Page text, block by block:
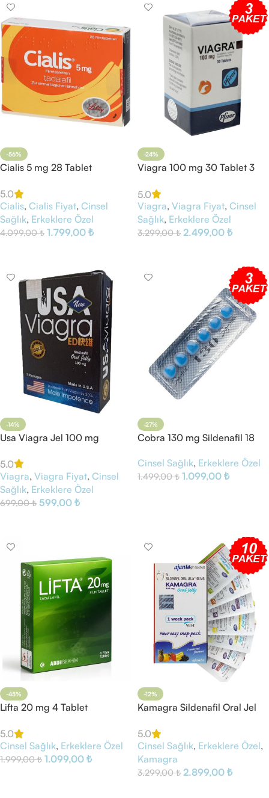
-56%
Cialis 5 mg 28 Tablet
5.0
Cialis, Cialis Fiyat, Cinsel
Sağlık, Erkeklere Özel
4.099,00₺ 1.799,00 ₺
-24%
Viagra 100 mg 30 Tablet 3
5.0
Viagra, Viagra Fiyat, Cinsel
Sağlık, Erkeklere Özel
3.299,00₺ 2.499,00 ₺
-14%
Usa Viagra Jel 100 mg
5.0
Viagra, Viagra Fiyat, Cinsel
Sağlık, Erkeklere Özel
699,00₺ 599,00 ₺
-27%
Cobra 130 mg Sildenafil 18
Cinsel Sağlık, Erkeklere Özel
1.499,00₺ 1.099,00 ₺
-45%
Lifta 20 mg 4 Tablet
5.0
Cinsel Sağlık, Erkeklere Özel
1.999,00₺ 1.099,00 ₺
-12%
Kamagra Sildenafil Oral Jel
5.0
Cinsel Sağlık, Erkeklere Özel,
Kamagra
3.299,00₺ 2.899,00 ₺